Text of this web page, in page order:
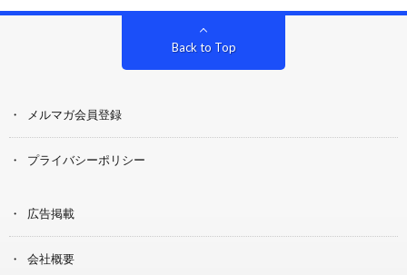
Back to Top
メルマガ会員登録
プライバシーポリシー
広告掲載
会社概要